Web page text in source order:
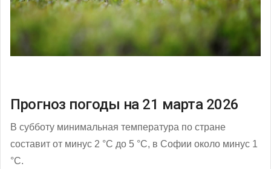
Прогноз погоды на 21 марта 2026
В субботу минимальная температура по стране
составит от минус 2 °С до 5 °С, в Софии около минус 1
°С.